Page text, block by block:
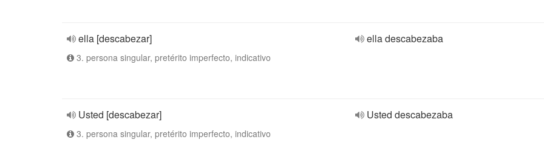
ella [descabezar]
3. persona singular, pretérito imperfecto, indicativo
ella descabezaba
Usted [descabezar]
3. persona singular, pretérito imperfecto, indicativo
Usted descabezaba